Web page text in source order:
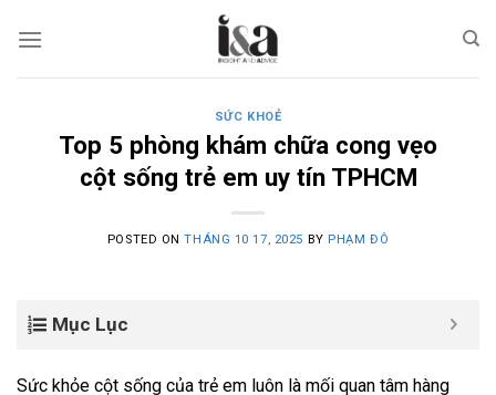
SỨC KHOẺ
Top 5 phòng khám chữa cong vẹo
cột sống trẻ em uy tín TPHCM
POSTED ONTHÁNG 10 17, 2025 BY PHẠM ĐÔ
Mục Lục
Sức khỏe cột sống của trẻ em luôn là mối quan tâm hàng